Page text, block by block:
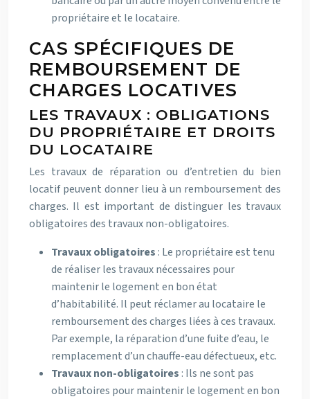
propriétaire et le locataire.
CAS SPÉCIFIQUES DE
REMBOURSEMENT DE
CHARGES LOCATIVES
LES TRAVAUX : OBLIGATIONS
DU PROPRIÉTAIRE ET DROITS
DU LOCATAIRE
Les travaux de réparation ou d’entretien du bien
locatif peuvent donner lieu à un remboursement des
charges. Il est important de distinguer les travaux
obligatoires des travaux non-obligatoires.
Travaux obligatoires : Le propriétaire est tenu
de réaliser les travaux nécessaires pour
maintenir le logement en bon état
d’habitabilité. Il peut réclamer au locataire le
remboursement des charges liées à ces travaux.
Par exemple, la réparation d’une fuite d’eau, le
remplacement d’un chauffe-eau défectueux, etc.
Travaux non-obligatoires : Ils ne sont pas
obligatoires pour maintenir le logement en bon